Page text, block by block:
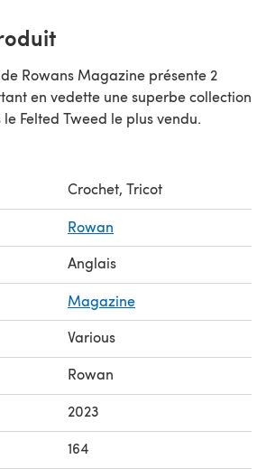
Rowans Magazine présente 2
en vedette une superbe collection
Felted Tweed le plus vendu.
Crochet, Tricot
Rowan
Anglais
Magazine
Various
Rowan
2023
164